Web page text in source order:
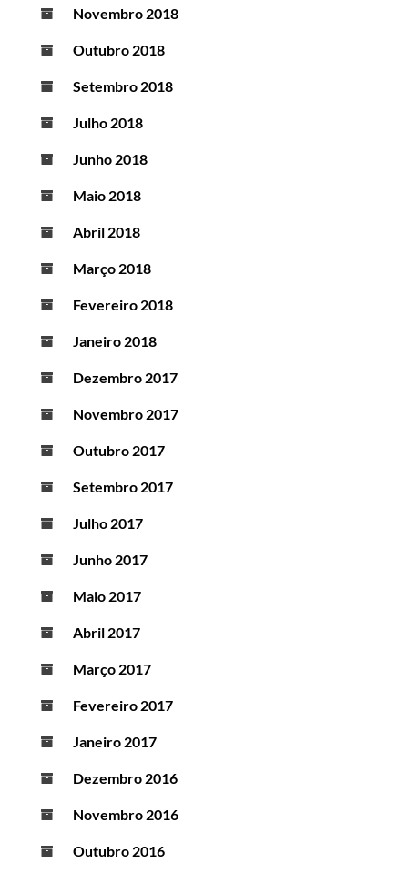
Novembro 2018
Outubro 2018
Setembro 2018
Julho 2018
Junho 2018
Maio 2018
Abril 2018
Março 2018
Fevereiro 2018
Janeiro 2018
Dezembro 2017
Novembro 2017
Outubro 2017
Setembro 2017
Julho 2017
Junho 2017
Maio 2017
Abril 2017
Março 2017
Fevereiro 2017
Janeiro 2017
Dezembro 2016
Novembro 2016
Outubro 2016